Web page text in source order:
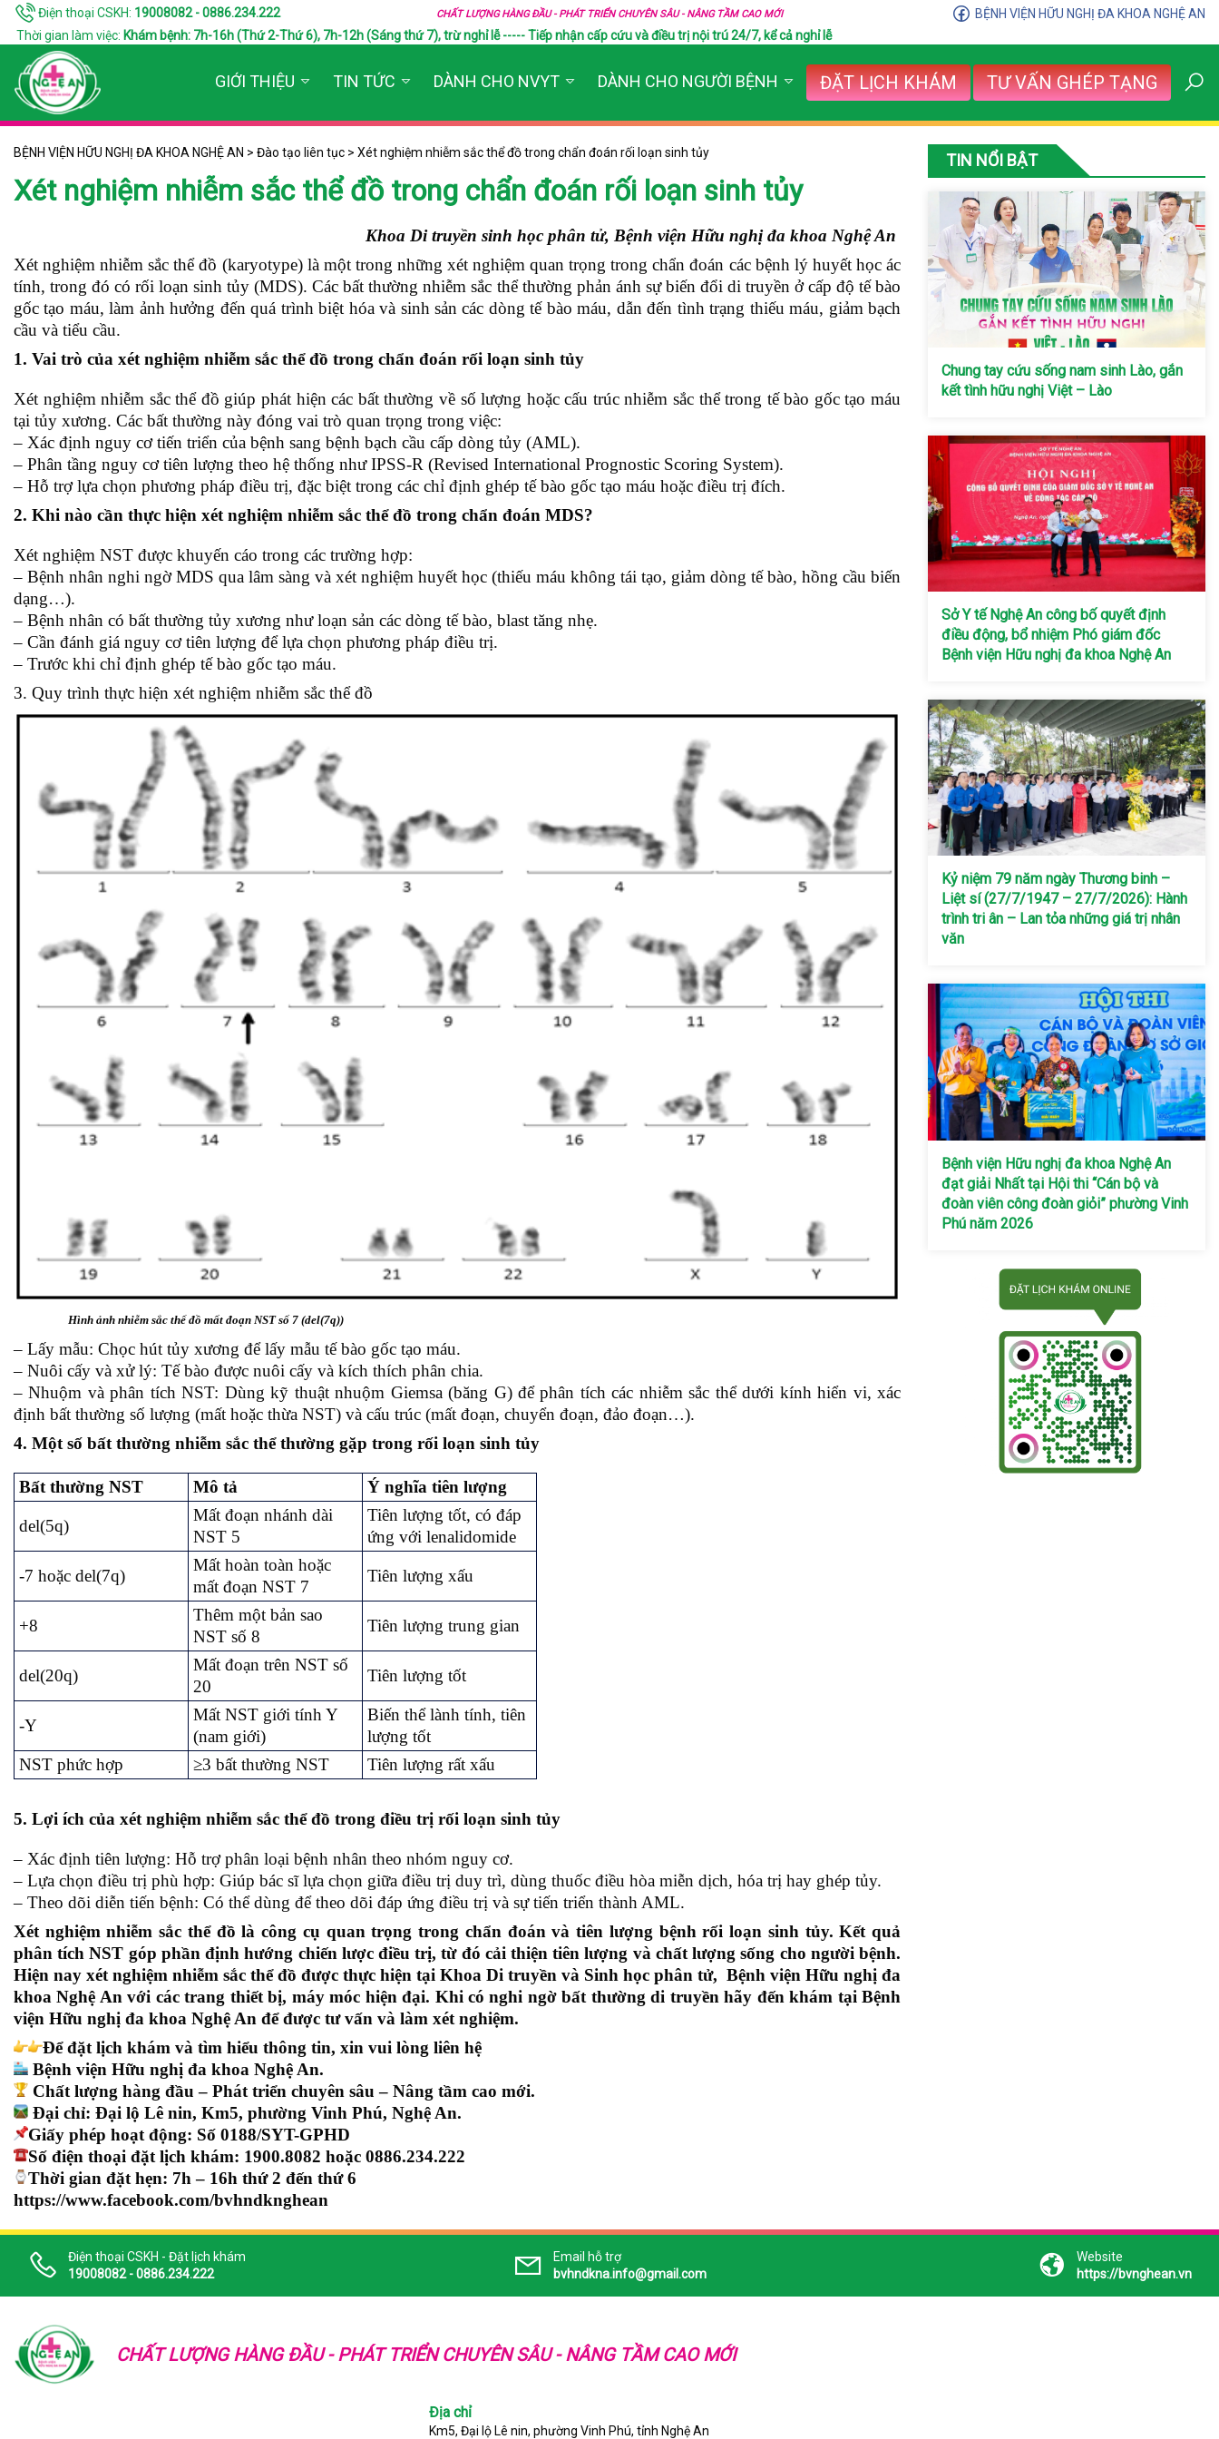
Điện thoại CSKH: 19008082 - 0886.234.222 CHẤT LƯỢNG HÀNG ĐẦU - PHÁT TRIỂN CHUYÊN SÂU - NÂNG TẦM CAO MỚI
BỆNH VIỆN HỮU NGHỊ ĐA KHOA NGHỆ AN
Thời gian làm việc: Khám bệnh: 7h-16h (Thứ 2-Thứ 6), 7h-12h (Sáng thứ 7), trừ nghỉ lễ ----- Tiếp nhận cấp cứu và điều trị nội trú 24/7, kể cả nghỉ lễ
GIỚI THIỆU TIN TỨC DÀNH CHO NVYT DÀNH CHO NGƯỜI BỆNH ĐẶT LỊCH KHÁM TƯ VẤN GHÉP TẠNG
BỆNH VIỆN HỮU NGHỊ ĐA KHOA NGHỆ AN > Đào tạo liên tục > Xét nghiệm nhiễm sắc thể đồ trong chẩn đoán rối loạn sinh tủy
Xét nghiệm nhiễm sắc thể đồ trong chẩn đoán rối loạn sinh tủy
Khoa Di truyền sinh học phân tử, Bệnh viện Hữu nghị đa khoa Nghệ An
Xét nghiệm nhiễm sắc thể đồ (karyotype) là một trong những xét nghiệm quan trọng trong chẩn đoán các bệnh lý huyết học ác
tính, trong đó có rối loạn sinh tủy (MDS). Các bất thường nhiễm sắc thể thường phản ánh sự biến đổi di truyền ở cấp độ tế bào
gốc tạo máu, làm ảnh hưởng đến quá trình biệt hóa và sinh sản các dòng tế bào máu, dẫn đến tình trạng thiếu máu, giảm bạch
cầu và tiểu cầu.
1. Vai trò của xét nghiệm nhiễm sắc thể đồ trong chẩn đoán rối loạn sinh tủy
Xét nghiệm nhiễm sắc thể đồ giúp phát hiện các bất thường về số lượng hoặc cấu trúc nhiễm sắc thể trong tế bào gốc tạo máu
tại tủy xương. Các bất thường này đóng vai trò quan trọng trong việc:
– Xác định nguy cơ tiến triển của bệnh sang bệnh bạch cầu cấp dòng tủy (AML).
– Phân tầng nguy cơ tiên lượng theo hệ thống như IPSS-R (Revised International Prognostic Scoring System).
– Hỗ trợ lựa chọn phương pháp điều trị, đặc biệt trong các chỉ định ghép tế bào gốc tạo máu hoặc điều trị đích.
2. Khi nào cần thực hiện xét nghiệm nhiễm sắc thể đồ trong chẩn đoán MDS?
Xét nghiệm NST được khuyến cáo trong các trường hợp:
– Bệnh nhân nghi ngờ MDS qua lâm sàng và xét nghiệm huyết học (thiếu máu không tái tạo, giảm dòng tế bào, hồng cầu biến
dạng…).
– Bệnh nhân có bất thường tủy xương như loạn sản các dòng tế bào, blast tăng nhẹ.
– Cần đánh giá nguy cơ tiên lượng để lựa chọn phương pháp điều trị.
– Trước khi chỉ định ghép tế bào gốc tạo máu.
3. Quy trình thực hiện xét nghiệm nhiễm sắc thể đồ
Hình ảnh nhiễm sắc thể đồ mất đoạn NST số 7 (del(7q))
– Lấy mẫu: Chọc hút tủy xương để lấy mẫu tế bào gốc tạo máu.
– Nuôi cấy và xử lý: Tế bào được nuôi cấy và kích thích phân chia.
– Nhuộm và phân tích NST: Dùng kỹ thuật nhuộm Giemsa (băng G) để phân tích các nhiễm sắc thể dưới kính hiển vi, xác
định bất thường số lượng (mất hoặc thừa NST) và cấu trúc (mất đoạn, chuyển đoạn, đảo đoạn…).
4. Một số bất thường nhiễm sắc thể thường gặp trong rối loạn sinh tủy
Bất thường NST Mô tả Ý nghĩa tiên lượng
del(5q)
Mất đoạn nhánh dài
NST 5
Tiên lượng tốt, có đáp
ứng với lenalidomide
-7 hoặc del(7q)
Mất hoàn toàn hoặc
mất đoạn NST 7
Tiên lượng xấu
+8
Thêm một bản sao
NST số 8
Tiên lượng trung gian
del(20q)
Mất đoạn trên NST số
20
Tiên lượng tốt
-Y
Mất NST giới tính Y
(nam giới)
Biến thể lành tính, tiên
lượng tốt
NST phức hợp
≥3 bất thường NST Tiên lượng rất xấu
5. Lợi ích của xét nghiệm nhiễm sắc thể đồ trong điều trị rối loạn sinh tủy
– Xác định tiên lượng: Hỗ trợ phân loại bệnh nhân theo nhóm nguy cơ.
– Lựa chọn điều trị phù hợp: Giúp bác sĩ lựa chọn giữa điều trị duy trì, dùng thuốc điều hòa miễn dịch, hóa trị hay ghép tủy.
– Theo dõi diễn tiến bệnh: Có thể dùng để theo dõi đáp ứng điều trị và sự tiến triển thành AML.
Xét nghiệm nhiễm sắc thể đồ là công cụ quan trọng trong chẩn đoán và tiên lượng bệnh rối loạn sinh tủy. Kết quả
phân tích NST góp phần định hướng chiến lược điều trị, từ đó cải thiện tiên lượng và chất lượng sống cho người bệnh.
Hiện nay xét nghiệm nhiễm sắc thể đồ được thực hiện tại Khoa Di truyền và Sinh học phân tử, Bệnh viện Hữu nghị đa
khoa Nghệ An với các trang thiết bị, máy móc hiện đại. Khi có nghi ngờ bất thường di truyền hãy đến khám tại Bệnh
viện Hữu nghị đa khoa Nghệ An để được tư vấn và làm xét nghiệm.
Để đặt lịch khám và tìm hiểu thông tin, xin vui lòng liên hệ
Bệnh viện Hữu nghị đa khoa Nghệ An.
Chất lượng hàng đầu – Phát triển chuyên sâu – Nâng tầm cao mới.
Đại chỉ: Đại lộ Lê nin, Km5, phường Vinh Phú, Nghệ An.
Giấy phép hoạt động: Số 0188/SYT-GPHD
Số điện thoại đặt lịch khám: 1900.8082 hoặc 0886.234.222
Thời gian đặt hẹn: 7h – 16h thứ 2 đến thứ 6
https://www.facebook.com/bvhndknghean
TIN NỔI BẬT
Chung tay cứu sống nam sinh Lào, gắn
kết tình hữu nghị Việt – Lào
Sở Y tế Nghệ An công bố quyết định
điều động, bổ nhiệm Phó giám đốc
Bệnh viện Hữu nghị đa khoa Nghệ An
Kỷ niệm 79 năm ngày Thương binh –
Liệt sí (27/7/1947 – 27/7/2026): Hành
trình tri ân – Lan tỏa những giá trị nhân
văn
Bệnh viện Hữu nghị đa khoa Nghệ An
đạt giải Nhất tại Hội thi “Cán bộ và
đoàn viên công đoàn giỏi” phường Vinh
Phú năm 2026
Điện thoại CSKH - Đặt lịch khám
19008082 - 0886.234.222
Email hỗ trợ
bvhndkna.info@gmail.com
Website
https://bvnghean.vn
CHẤT LƯỢNG HÀNG ĐẦU - PHÁT TRIỂN CHUYÊN SÂU - NÂNG TẦM CAO MỚI
Địa chỉ
Km5, Đại lộ Lê nin, phường Vinh Phú, tỉnh Nghệ An